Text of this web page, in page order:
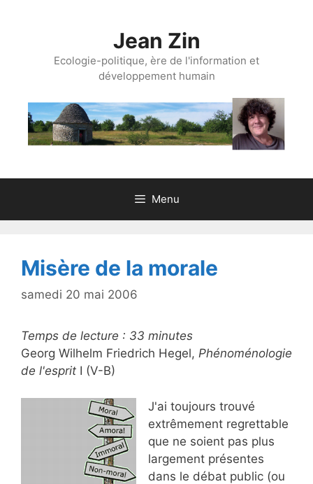
Jean Zin
Ecologie-politique, ère de l'information et
développement humain
Menu
Misère de la morale
samedi 20 mai 2006
Temps de lecture : 33 minutes
Georg Wilhelm Friedrich Hegel, Phénoménologie
de l'esprit I (V-B)
J'ai toujours trouvé
extrêmement regrettable
que ne soient pas plus
largement présentes
dans le débat public (ou